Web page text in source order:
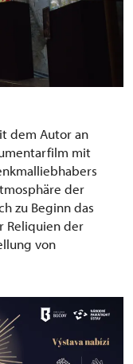
dem Autor an
mit
der
zu Beginn das
Reliquien der
von